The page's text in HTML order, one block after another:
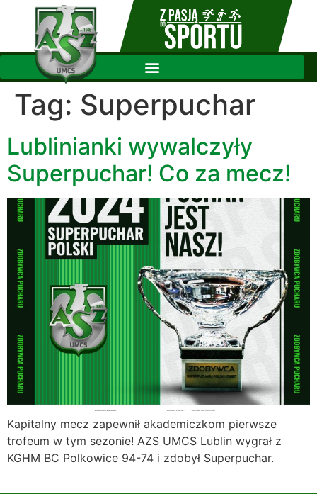
Tag: Superpuchar
Lublinianki wywalczyły
Superpuchar! Co za mecz!
Kapitalny mecz zapewnił akademiczkom pierwsze
trofeum w tym sezonie! AZS UMCS Lublin wygrał z
KGHM BC Polkowice 94-74 i zdobył Superpuchar.